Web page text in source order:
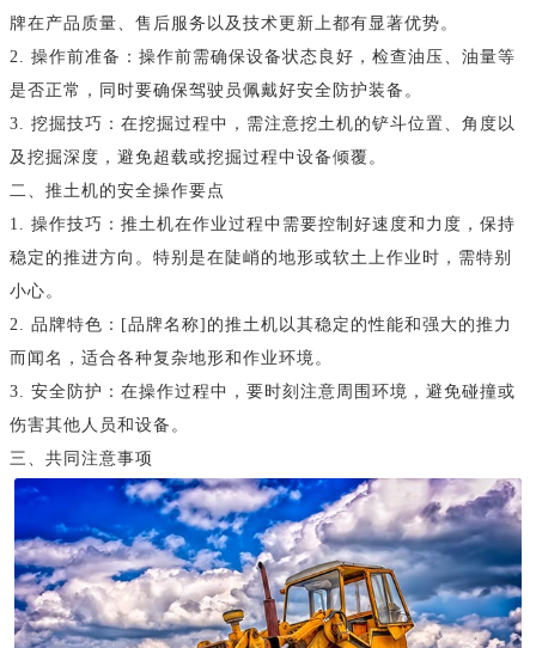
牌在产品质量、售后服务以及技术更新上都有显著优势。
2. 操作前准备：操作前需确保设备状态良好，检查油压、油量等
是否正常，同时要确保驾驶员佩戴好安全防护装备。
3. 挖掘技巧：在挖掘过程中，需注意挖土机的铲斗位置、角度以
及挖掘深度，避免超载或挖掘过程中设备倾覆。
二、推土机的安全操作要点
1. 操作技巧：推土机在作业过程中需要控制好速度和力度，保持
稳定的推进方向。特别是在陡峭的地形或软土上作业时，需特别
小心。
2. 品牌特色：[品牌名称]的推土机以其稳定的性能和强大的推力
而闻名，适合各种复杂地形和作业环境。
3. 安全防护：在操作过程中，要时刻注意周围环境，避免碰撞或
伤害其他人员和设备。
三、共同注意事项